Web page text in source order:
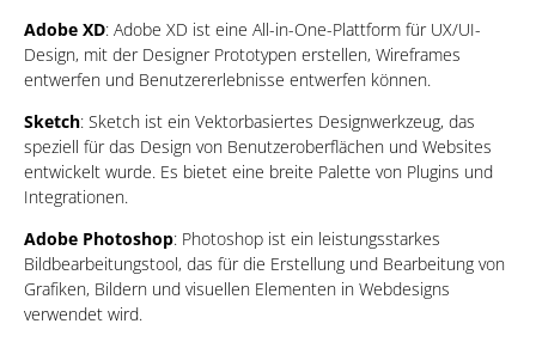
Adobe XD: Adobe XD ist eine All-in-One-Plattform für UX/UI-
Design, mit der Designer Prototypen erstellen, Wireframes
entwerfen und Benutzererlebnisse entwerfen können.
Sketch: Sketch ist ein Vektorbasiertes Designwerkzeug, das
speziell für das Design von Benutzeroberflächen und Websites
entwickelt wurde. Es bietet eine breite Palette von Plugins und
Integrationen.
Adobe Photoshop: Photoshop ist ein leistungsstarkes
Bildbearbeitungstool, das für die Erstellung und Bearbeitung von
Grafiken, Bildern und visuellen Elementen in Webdesigns
verwendet wird.